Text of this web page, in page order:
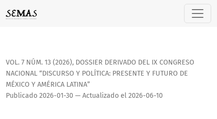
Hacia una visión integrada de la ideología y las
VOL. 7 NÚM. 13 (2026), DOSSIER DERIVADO DEL IX CONGRESO
NACIONAL “DISCURSO Y POLÍTICA: PRESENTE Y FUTURO DE
MÉXICO Y AMÉRICA LATINA”
Publicado 2026-01-30 — Actualizado el 2026-06-10